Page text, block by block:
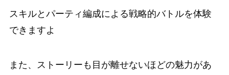
スキルとパーティ編成による戦略的バトルを体験
できますよ
また、ストーリーも目が離せないほどの魅力があ